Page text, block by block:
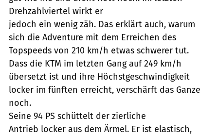
Drehzahlviertel wirkt er
jedoch ein wenig zäh. Das erklärt auch, warum
sich die Adventure mit dem Erreichen des
Topspeeds von 210 km/h etwas schwerer tut.
Dass die KTM im letzten Gang auf 249 km/h
übersetzt ist und ihre Höchstgeschwindigkeit
locker im fünften erreicht, verschärft das Ganze
noch.
Seine 94 PS schüttelt der zierliche
Antrieb locker aus dem Ärmel. Er ist elastisch,